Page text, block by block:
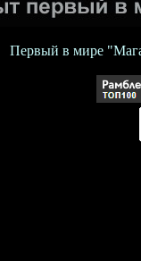
Первый в мире